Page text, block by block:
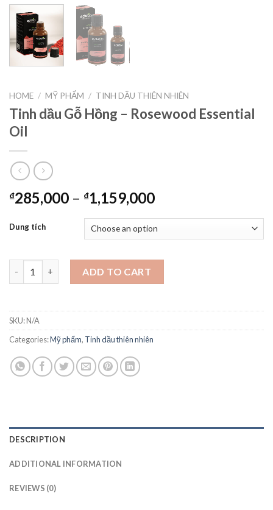
HOME / MỸ PHẨM / TINH DẦU THIÊN NHIÊN
Tinh dầu Gỗ Hồng – Rosewood Essential
Oil
₫285,000 – ₫1,159,000
Dung tích
ADD TO CART
SKU:N/A
Categories:Mỹ phẩm, Tinh dầu thiên nhiên
DESCRIPTION
ADDITIONAL INFORMATION
REVIEWS (0)